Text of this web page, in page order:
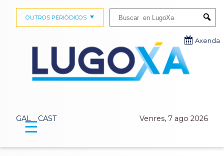
GAL CAST Venres, 7 ago 2026
OUTROS PERIÓDICOS
Axenda
☰